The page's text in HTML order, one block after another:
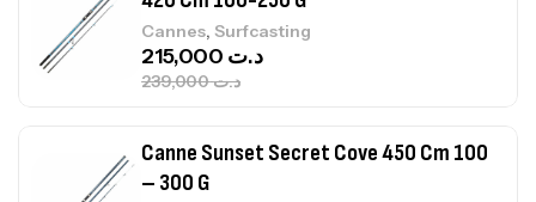
Cannes, Surfcasting
د.ت768,000
د.ت692,000
Canne Sunset Secret Cove 420 Cm 100
– 300 G